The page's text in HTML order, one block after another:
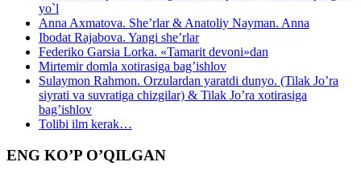
yo`l
Anna Axmatova. She’rlar & Anatoliy Nayman. Anna
Ibodat Rajabova. Yangi she’rlar
Federiko Garsia Lorka. «Tamarit devoni»dan
Mirtemir domla xotirasiga bag’ishlov
Sulaymon Rahmon. Orzulardan yaratdi dunyo. (Tilak Jo’ra
siyrati va suvratiga chizgilar) & Tilak Jo’ra xotirasiga
bag’ishlov
Tolibi ilm kerak…
ENG KO’P O’QILGAN